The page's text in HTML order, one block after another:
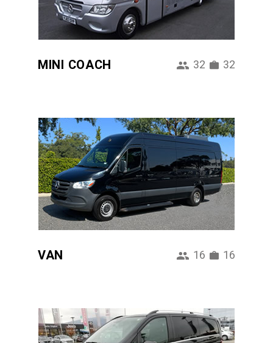
MINI COACH 32 32
VAN 16 16